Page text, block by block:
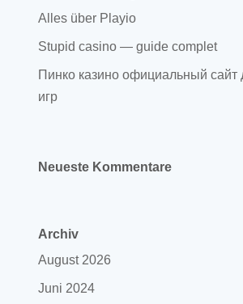
Alles über Playio
Stupid casino — guide complet
Пинко казино официальный сайт
игр
Neueste Kommentare
Archiv
August 2026
Juni 2024